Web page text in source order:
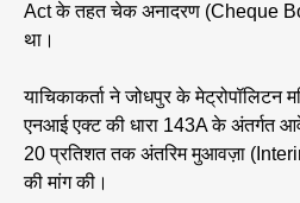
Act के तहत चेक अनादरण (Cheque
था।
याचिकाकर्ता ने जोधपुर के मेट्रोपॉलिटन
एनआई एक्ट की धारा 143A के अंतर्गत
20 प्रतिशत तक अंतरिम मुआवज़ा
की मांग की।